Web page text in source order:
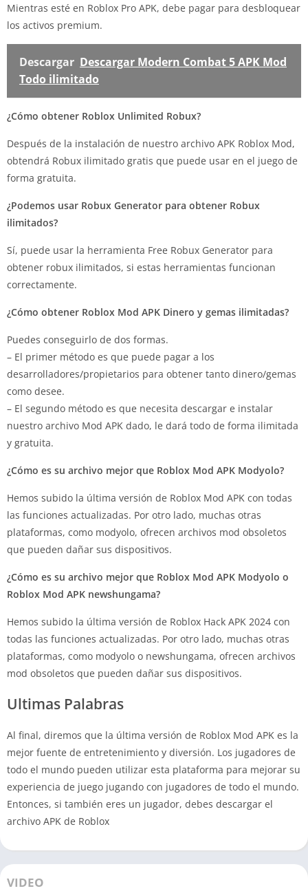
Mientras esté en Roblox Pro APK, debe pagar para desbloquear
los activos premium.
Descargar Descargar Modern Combat 5 APK Mod
Todo ilimitado
¿Cómo obtener Roblox Unlimited Robux?
Después de la instalación de nuestro archivo APK Roblox Mod,
obtendrá Robux ilimitado gratis que puede usar en el juego de
forma gratuita.
¿Podemos usar Robux Generator para obtener Robux
ilimitados?
Sí, puede usar la herramienta Free Robux Generator para
obtener robux ilimitados, si estas herramientas funcionan
correctamente.
¿Cómo obtener Roblox Mod APK Dinero y gemas ilimitadas?
Puedes conseguirlo de dos formas.
– El primer método es que puede pagar a los
desarrolladores/propietarios para obtener tanto dinero/gemas
como desee.
– El segundo método es que necesita descargar e instalar
nuestro archivo Mod APK dado, le dará todo de forma ilimitada
y gratuita.
¿Cómo es su archivo mejor que Roblox Mod APK Modyolo?
Hemos subido la última versión de Roblox Mod APK con todas
las funciones actualizadas. Por otro lado, muchas otras
plataformas, como modyolo, ofrecen archivos mod obsoletos
que pueden dañar sus dispositivos.
¿Cómo es su archivo mejor que Roblox Mod APK Modyolo o
Roblox Mod APK newshungama?
Hemos subido la última versión de Roblox Hack APK 2024 con
todas las funciones actualizadas. Por otro lado, muchas otras
plataformas, como modyolo o newshungama, ofrecen archivos
mod obsoletos que pueden dañar sus dispositivos.
Ultimas Palabras
Al final, diremos que la última versión de Roblox Mod APK es la
mejor fuente de entretenimiento y diversión. Los jugadores de
todo el mundo pueden utilizar esta plataforma para mejorar su
experiencia de juego jugando con jugadores de todo el mundo.
Entonces, si también eres un jugador, debes descargar el
archivo APK de Roblox
VIDEO